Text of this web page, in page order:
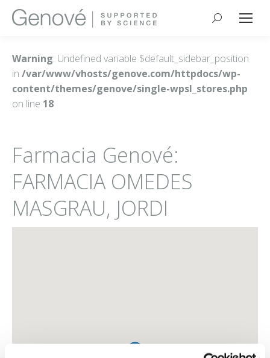
Buscar:
Warning: Undefined variable $default_sidebar_position
in /var/www/vhosts/genove.com/httpdocs/wp-
content/themes/genove/single-wpsl_stores.php
on line 18
Farmacia Genové:
FARMACIA OMEDES
MASGRAU, JORDI